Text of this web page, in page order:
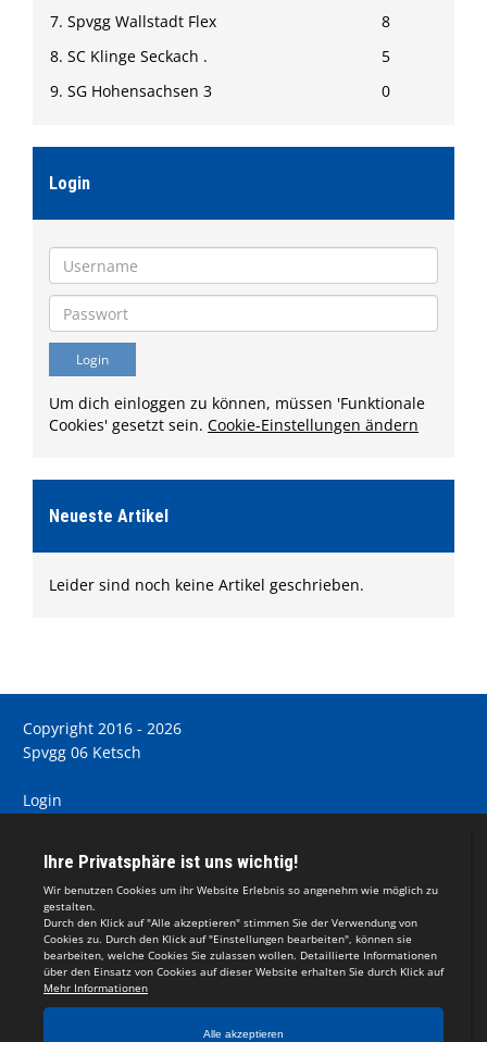
7. Spvgg Wallstadt Flex
8
8. SC Klinge Seckach .
5
9. SG Hohensachsen 3
0
Login
Um dich einloggen zu können, müssen 'Funktionale
Cookies' gesetzt sein. Cookie-Einstellungen ändern
Neueste Artikel
Leider sind noch keine Artikel geschrieben.
Copyright 2016 - 2026
Spvgg 06 Ketsch
Login
Impressum
Teamsports 2
Dein Sportverein online